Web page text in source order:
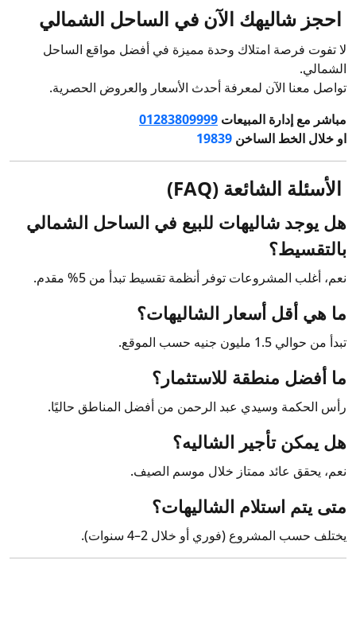
احجز شاليهك الآن في الساحل الشمالي
لا تفوت فرصة امتلاك وحدة مميزة في أفضل مواقع الساحل
الشمالي.
تواصل معنا الآن لمعرفة أحدث الأسعار والعروض الحصرية.
مباشر مع إدارة المبيعات 01283809999
او خلال الخط الساخن 19839
الأسئلة الشائعة (FAQ)
هل يوجد شاليهات للبيع في الساحل الشمالي
بالتقسيط؟
نعم، أغلب المشروعات توفر أنظمة تقسيط تبدأ من 5% مقدم.
ما هي أقل أسعار الشاليهات؟
تبدأ من حوالي 1.5 مليون جنيه حسب الموقع.
ما أفضل منطقة للاستثمار؟
رأس الحكمة وسيدي عبد الرحمن من أفضل المناطق حاليًا.
هل يمكن تأجير الشاليه؟
نعم، يحقق عائد ممتاز خلال موسم الصيف.
متى يتم استلام الشاليهات؟
يختلف حسب المشروع (فوري أو خلال 2–4 سنوات).